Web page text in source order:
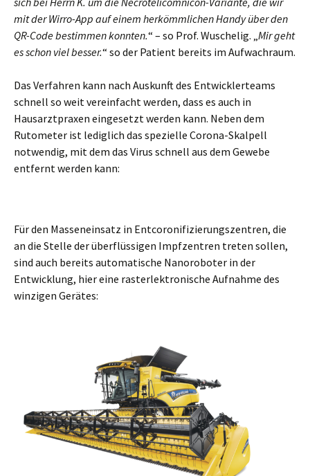
mit der Wirro-App auf einem herkömmlichen Handy über den
QR-Code bestimmen konnten.“ – so Prof. Wuschelig. „ Mir geht
es schon viel besser.“ so der Patient bereits im Aufwachraum.
Das Verfahren kann nach Auskunft des Entwicklerteams
schnell so weit vereinfacht werden, dass es auch in
Hausarztpraxen eingesetzt werden kann. Neben dem
Rutometer ist lediglich das spezielle Corona-Skalpell
notwendig, mit dem das Virus schnell aus dem Gewebe
entfernt werden kann:
Für den Masseneinsatz in Entcoronifizierungszentren, die
an die Stelle der überflüssigen Impfzentren treten sollen,
sind auch bereits automatische Nanoroboter in der
Entwicklung, hier eine rasterlektronische Aufnahme des
winzigen Gerätes: